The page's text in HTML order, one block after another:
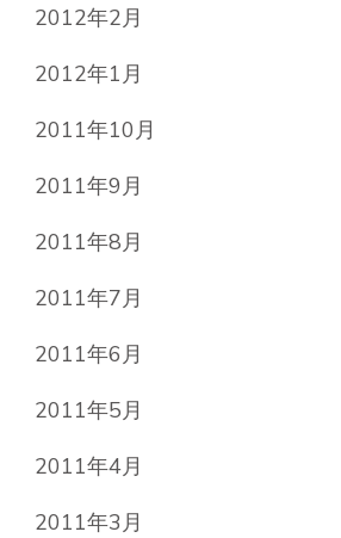
2012年2月
2012年1月
2011年10月
2011年9月
2011年8月
2011年7月
2011年6月
2011年5月
2011年4月
2011年3月